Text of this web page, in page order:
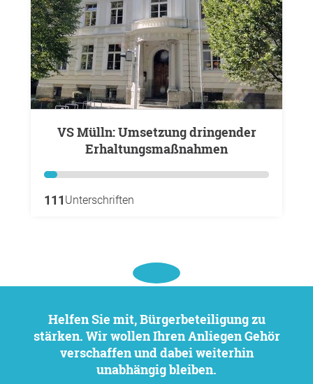
VS Mülln: Umsetzung dringender
Erhaltungsmaßnahmen
111 Unterschriften
Helfen Sie mit, Bürgerbeteiligung zu
stärken. Wir wollen Ihren Anliegen Gehör
verschaffen und dabei weiterhin
unabhängig bleiben.